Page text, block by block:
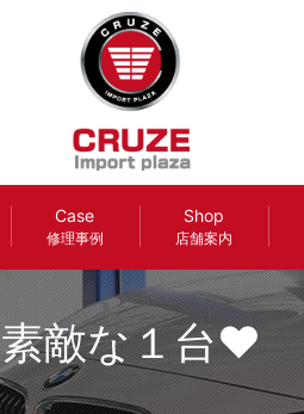
Case
修理事例
Shop
店舗案内
素敵な１台♥